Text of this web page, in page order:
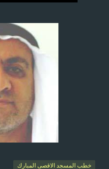
خطب المسجد الاقصى المبارك